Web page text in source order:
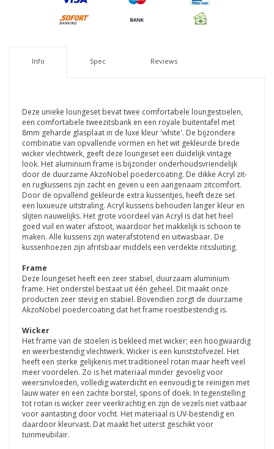
Info Spec Reviews
Deze unieke loungeset bevat twee comfortabele loungestoelen,
een comfortabele tweezitsbank en een royale buitentafel met
8mm geharde glasplaat in de luxe kleur 'white'. De bijzondere
combinatie van opvallende vormen en het wit gekleurde brede
wicker vlechtwerk, geeft deze loungeset een duidelijk vintage
look. Het aluminium frame is bijzonder onderhoudsvriendelijk
door de duurzame AkzoNobel poedercoating. De dikke Acryl zit-
en rugkussens zijn zacht en geven u een aangenaam zitcomfort.
Door de opvallend gekleurde extra kussentjes, heeft deze set
een luxueuze uitstraling. Acryl kussens behouden langer kleur en
slijten nauwelijks. Het grote voordeel van Acryl is dat het heel
goed vuil en water afstoot, waardoor het makkelijk is schoon te
maken. Alle kussens zijn waterafstotend en uitwasbaar. De
kussenhoezen zijn afritsbaar middels een verdekte ritssluiting.
Frame
Deze loungeset heeft een zeer stabiel, duurzaam aluminium
frame. Het onderstel bestaat uit één geheel. Dit maakt onze
producten zeer stevig en stabiel. Bovendien zorgt de duurzame
AkzoNobel poedercoating dat het frame roestbestendig is.
Wicker
Het frame van de stoelen is bekleed met wicker; een hoogwaardig
en weerbestendig vlechtwerk. Wicker is een kunststofvezel. Het
heeft een sterke gelijkenis met traditioneel rotan maar heeft veel
meer voordelen. Zo is het materiaal minder gevoelig voor
weersinvloeden, volledig waterdicht en eenvoudig te reinigen met
lauw water en een zachte borstel, spons of doek. In tegenstelling
tot rotan is wicker zeer veerkrachtig en zijn de vezels niet vatbaar
voor aantasting door vocht. Het materiaal is UV-bestendig en
daardoor kleurvast. Dat maakt het uiterst geschikt voor
tuinmeubilair.